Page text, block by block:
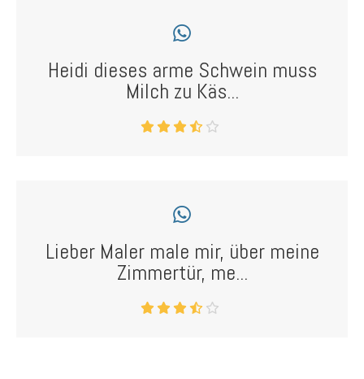
Heidi dieses arme Schwein muss
Milch zu Käs...
Lieber Maler male mir, über meine
Zimmertür, me...